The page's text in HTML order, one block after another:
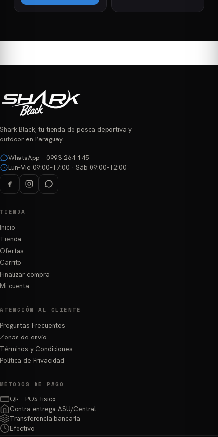
producto
₲ 64.000
tiene
variantes.
se
pueden
en
página
de
producto
Este
múltiples
Las
en
producto
Shark Black, tu tienda de pesca deportiva y
outdoor en Paraguay.
WhatsApp · 0993 264 145
Lun–Vie 09:00–17:00 · Sáb 09:00–12:00
TIENDA
Inicio
Tienda
Ofertas
Carrito
Finalizar compra
Mi cuenta
ATENCIÓN AL CLIENTE
Preguntas Frecuentes
Zonas de envío
Términos y Condiciones
Política de Privacidad
MÉTODOS DE PAGO
QR · POS físico
Contra entrega ASU/Central
Transferencia bancaria
Efectivo